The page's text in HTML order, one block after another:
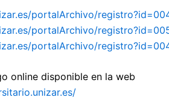
portalArchivo/
portalArchivo/
portalArchivo/
online disponible en la web